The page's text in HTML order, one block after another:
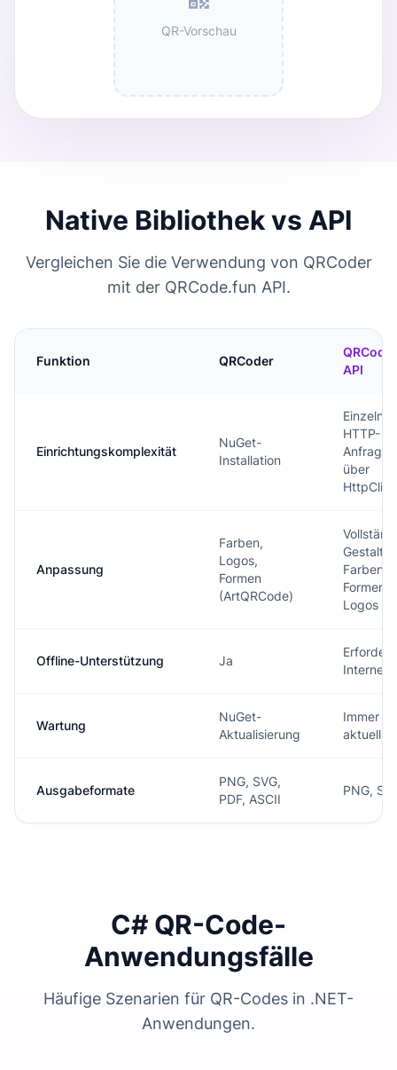
QR-Vorschau
Native Bibliothek vs API
Vergleichen Sie die Verwendung von QRCoder
mit der QRCode.fun API.
Funktion QRCoder
API
Einrichtungskomplexität
NuGet-
Installation
Einzelne
HTTP-
Anfrage
über
Anpassung
Farben,
Logos,
Formen
(ArtQRCode)
Farben,
Formen,
Logos
Offline-Unterstützung Ja
Erfordert
Internet
Wartung
NuGet-
Aktualisierung
Immer
aktuell
Ausgabeformate
PNG, SVG,
PDF, ASCII
PNG,
C# QR-Code-
Anwendungsfälle
Häufige Szenarien für QR-Codes in .NET-
Anwendungen.